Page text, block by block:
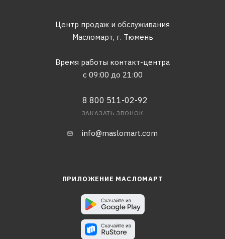
Центр продаж и обслуживания
Масломарт, г. Тюмень
Время работы контакт-центра
с 09:00 до 21:00
8 800 511-02-92
ЗАКАЗАТЬ ЗВОНОК
info@maslomart.com
ПРИЛОЖЕНИЕ МАСЛОМАРТ